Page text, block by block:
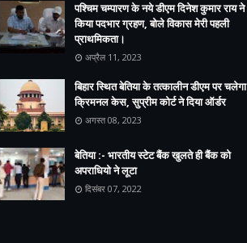
पश्चिम चम्पारण के नये डीएम दिनेश कुमार राय ने
किया पदभार ग्रहण, बोले विकास मेरी पहली
प्राथमिकता।
अप्रैल 11, 2023
बिहार स्थित बेतिया के तत्कालीन डीएम पर चलेगा
क्रिमनल केस, सुप्रीम कोर्ट ने दिया ऑर्डर
अगस्त 08, 2023
बेतिया :- भारतीय स्टेट बैंक खुलते ही बैंक को
अपराधियो ने लूटा
दिसंबर 07, 2022